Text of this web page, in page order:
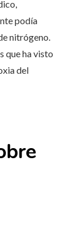
podía
nitrógeno.
que ha visto
del